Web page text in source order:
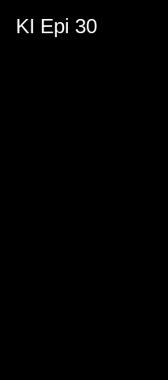
KI Epi 30